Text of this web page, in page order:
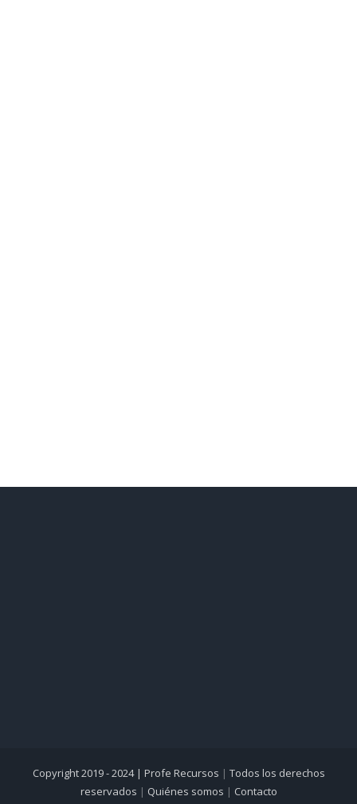
Copyright 2019 - 2024 | Profe Recursos | Todos los derechos
reservados | Quiénes somos | Contacto